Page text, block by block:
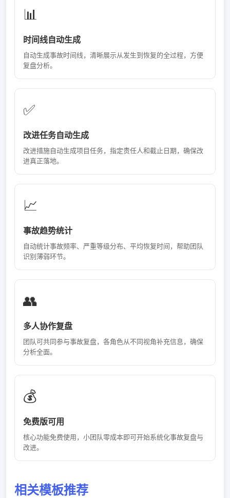
📊
时间线自动生成
自动生成事故时间线，清晰展示从发生到恢复的全过程，方便
复盘分析。
✅
改进任务自动生成
改进措施自动生成项目任务，指定责任人和截止日期，确保改
进真正落地。
📈
事故趋势统计
自动统计事故频率、严重等级分布、平均恢复时间，帮助团队
识别薄弱环节。
👥
多人协作复盘
团队可共同参与事故复盘，各角色从不同视角补充信息，确保
分析全面。
💰
免费版可用
核心功能免费使用，小团队零成本即可开始系统化事故复盘与
改进。
相关模板推荐